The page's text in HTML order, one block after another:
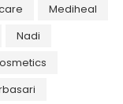
Mediheal
Nadi